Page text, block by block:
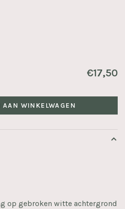
€17,50
AAN WINKELWAGEN
op gebroken witte achtergrond